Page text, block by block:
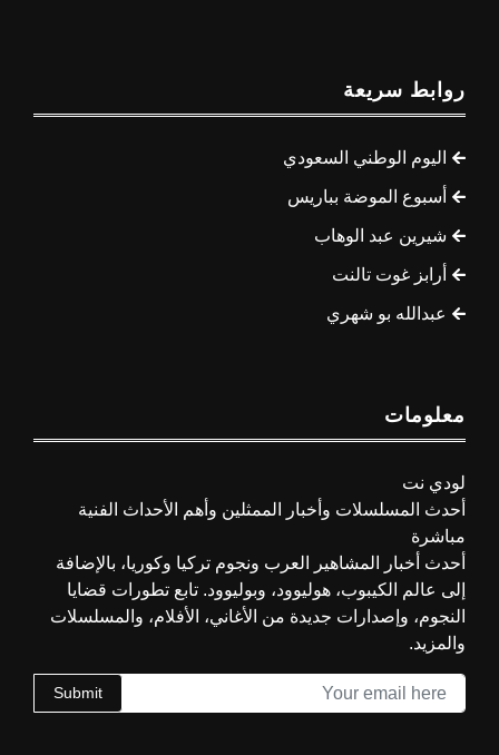
روابط سريعة
اليوم الوطني السعودي
أسبوع الموضة بباريس
شيرين عبد الوهاب
أرابز غوت تالنت
عبدالله بو شهري
معلومات
لودي نت
أحدث المسلسلات وأخبار الممثلين وأهم الأحداث الفنية
مباشرة
أحدث أخبار المشاهير العرب ونجوم تركيا وكوريا، بالإضافة
إلى عالم الكيبوب، هوليوود، وبوليوود. تابع تطورات قضايا
النجوم، وإصدارات جديدة من الأغاني، الأفلام، والمسلسلات
والمزيد.
Submit